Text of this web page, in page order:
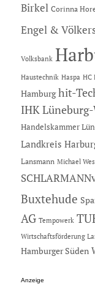
Birkel Corinna
Engel &
Volksbank
Haustechnik Haspa HC
Hamburg hit-
IHK
Handelskammer
Landkreis
Lansmann Michael
Buxtehude
AG Tempowerk
Wirtschaftsförderung
Hamburger Süden
Anzeige